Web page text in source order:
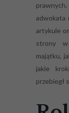
adwokata
artykule
strony w
majątku,
jakie
przebiegł